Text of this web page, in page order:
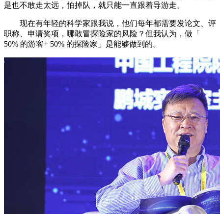
是也不敢走太远，怕掉队，就只能一直跟着导游走。
现在有年轻的科学家跟我说，他们每年都需要发论文、评
职称、申请奖项，哪敢冒探险家的风险？但我认为，做「
50% 的游客+ 50% 的探险家」是能够做到的。